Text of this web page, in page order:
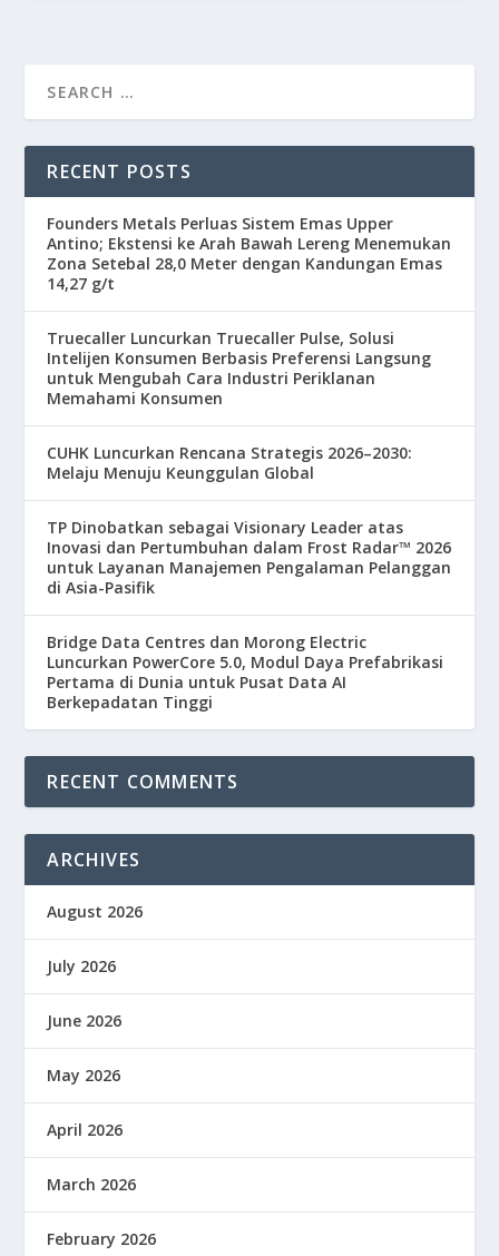
RECENT POSTS
Founders Metals Perluas Sistem Emas Upper
Antino; Ekstensi ke Arah Bawah Lereng Menemukan
Zona Setebal 28,0 Meter dengan Kandungan Emas
14,27 g/t
Truecaller Luncurkan Truecaller Pulse, Solusi
Intelijen Konsumen Berbasis Preferensi Langsung
untuk Mengubah Cara Industri Periklanan
Memahami Konsumen
CUHK Luncurkan Rencana Strategis 2026–2030:
Melaju Menuju Keunggulan Global
TP Dinobatkan sebagai Visionary Leader atas
Inovasi dan Pertumbuhan dalam Frost Radar™ 2026
untuk Layanan Manajemen Pengalaman Pelanggan
di Asia-Pasifik
Bridge Data Centres dan Morong Electric
Luncurkan PowerCore 5.0, Modul Daya Prefabrikasi
Pertama di Dunia untuk Pusat Data AI
Berkepadatan Tinggi
RECENT COMMENTS
ARCHIVES
August 2026
July 2026
June 2026
May 2026
April 2026
March 2026
February 2026